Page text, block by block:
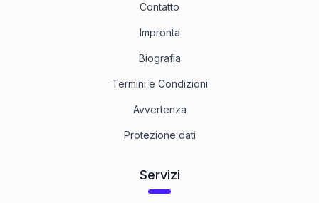
Contatto
Impronta
Biografia
Termini e Condizioni
Avvertenza
Protezione dati
Servizi